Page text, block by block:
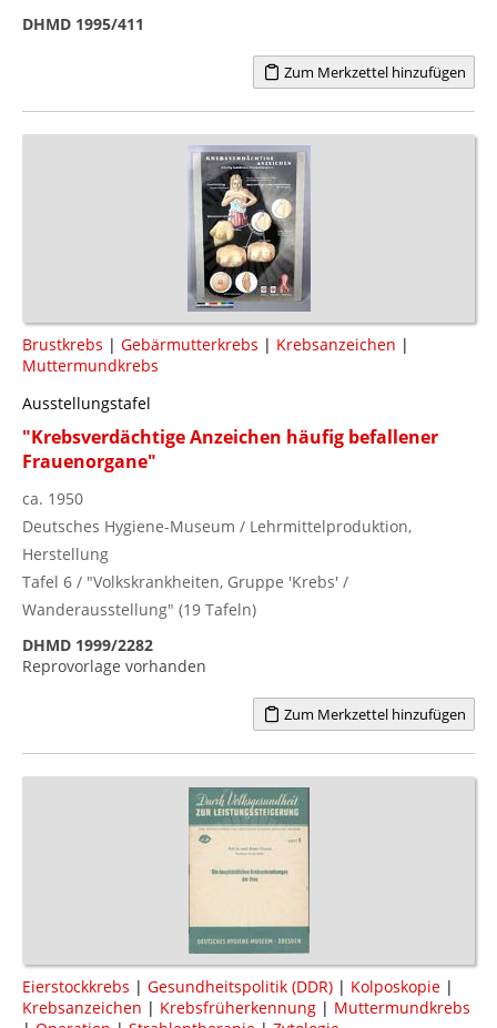
DHMD 1995/411
Zum Merkzettel hinzufügen
Brustkrebs | Gebärmutterkrebs | Krebsanzeichen |
Muttermundkrebs
Ausstellungstafel
"Krebsverdächtige Anzeichen häufig befallener
Frauenorgane"
ca. 1950
Deutsches Hygiene-Museum / Lehrmittelproduktion,
Herstellung
Tafel 6 / "Volkskrankheiten, Gruppe 'Krebs' /
Wanderausstellung" (19 Tafeln)
DHMD 1999/2282
Reprovorlage vorhanden
Zum Merkzettel hinzufügen
Eierstockkrebs | Gesundheitspolitik (DDR) | Kolposkopie |
Krebsanzeichen | Krebsfrüherkennung | Muttermundkrebs